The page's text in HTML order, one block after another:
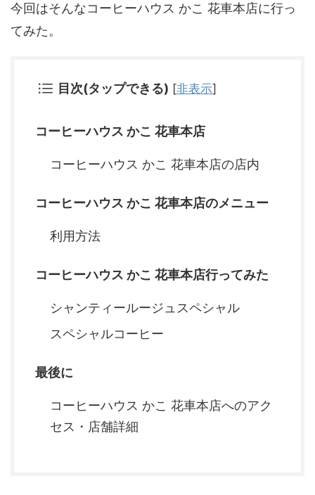
今回はそんなコーヒーハウス かこ 花車本店に行っ
てみた。
目次(タップできる) [非表示]
コーヒーハウス かこ 花車本店
コーヒーハウス かこ 花車本店の店内
コーヒーハウス かこ 花車本店のメニュー
利用方法
コーヒーハウス かこ 花車本店行ってみた
シャンティールージュスペシャル
スペシャルコーヒー
最後に
コーヒーハウス かこ 花車本店へのアク
セス・店舗詳細